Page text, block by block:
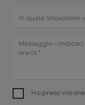
Ho preso